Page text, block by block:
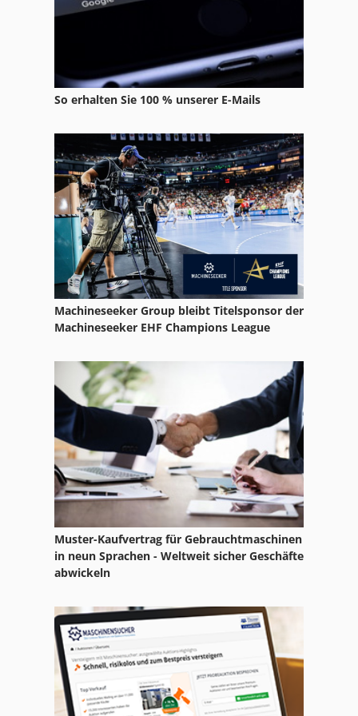
Shredder
Styropor Schredder
Ueberholter Alu Shredder 750 Kw
Wellenschredder
Zerkleinerer
Zweiwellen Schredder
So erhalten Sie 100 % unserer E-Mails
Machineseeker Group bleibt Titelsponsor der
Machineseeker EHF Champions League
Muster-Kaufvertrag für Gebrauchtmaschinen
in neun Sprachen - Weltweit sicher Geschäfte
abwickeln